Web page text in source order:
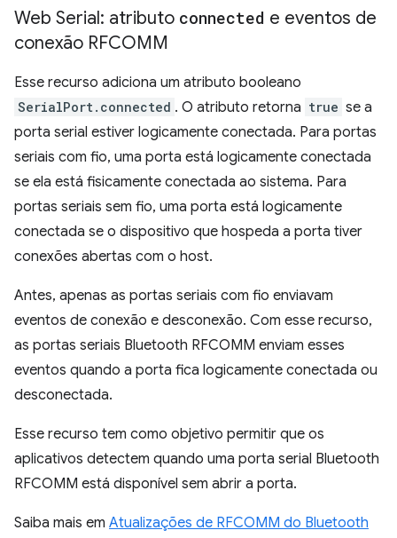
Web Serial: atributo connected e eventos de
conexão RFCOMM
Esse recurso adiciona um atributo booleano
SerialPort.connected . O atributo retorna true se a
porta serial estiver logicamente conectada. Para portas
seriais com fio, uma porta está logicamente conectada
se ela está fisicamente conectada ao sistema. Para
portas seriais sem fio, uma porta está logicamente
conectada se o dispositivo que hospeda a porta tiver
conexões abertas com o host.
Antes, apenas as portas seriais com fio enviavam
eventos de conexão e desconexão. Com esse recurso,
as portas seriais Bluetooth RFCOMM enviam esses
eventos quando a porta fica logicamente conectada ou
desconectada.
Esse recurso tem como objetivo permitir que os
aplicativos detectem quando uma porta serial Bluetooth
RFCOMM está disponível sem abrir a porta.
Saiba mais em Atualizações de RFCOMM do Bluetooth